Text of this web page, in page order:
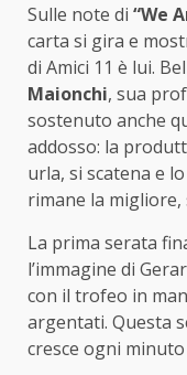
Sulle note di “We
carta si gira e
di Amici 11 è lui.
Maionchi, sua
sostenuto anche
addosso: la
urla, si scatena e
rimane la migliore,
La prima serata
l’immagine di
con il trofeo in
argentati. Questa
cresce ogni